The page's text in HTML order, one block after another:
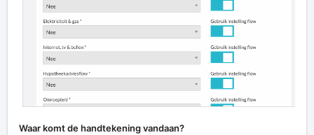
Waar komt de handtekening vandaan?